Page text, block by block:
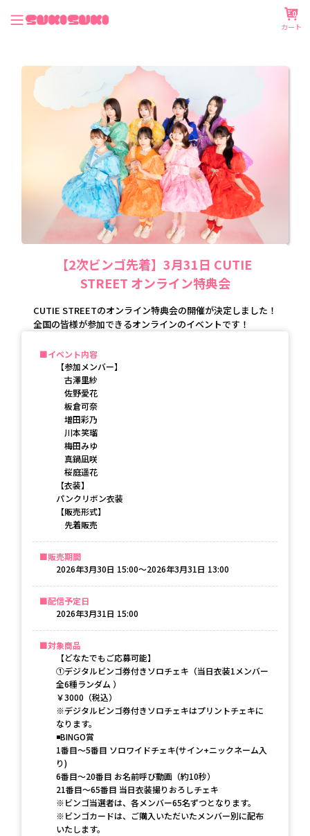
カート
0
【2次ビンゴ先着】3月31日 CUTIE
STREET オンライン特典会
CUTIE STREETのオンライン特典会の開催が決定しました！
全国の皆様が参加できるオンラインのイベントです！
イベント内容
【参加メンバー】
古澤里紗
佐野愛花
板倉可奈
増田彩乃
川本笑瑠
梅田みゆ
真鍋凪咲
桜庭遥花
【衣装】
パンクリボン衣装
【販売形式】
先着販売
販売期間
2026年3月30日 15:00〜2026年3月31日 13:00
配信予定日
2026年3月31日 15:00
対象商品
【どなたでもご応募可能】
①デジタルビンゴ券付きソロチェキ（当日衣装1メンバー
全6種ランダム ）
￥3000（税込）
※デジタルビンゴ券付きソロチェキはプリントチェキに
なります。
◾️BINGO賞
1番目～5番目 ソロワイドチェキ(サイン+ニックネーム入
り)
6番目～20番目 お名前呼び動画（約10秒）
21番目～65番目 当日衣装撮りおろしチェキ
※ビンゴ当選者は、各メンバー65名ずつとなります。
※ビンゴカードは、ご購入いただいたメンバー別に配布
いたします。